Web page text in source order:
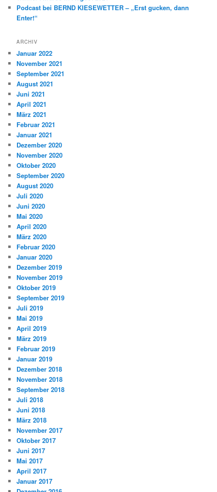
Podcast bei BERND KIESEWETTER – „Erst gucken, dann
Enter!“
ARCHIV
Januar 2022
November 2021
September 2021
August 2021
Juni 2021
April 2021
März 2021
Februar 2021
Januar 2021
Dezember 2020
November 2020
Oktober 2020
September 2020
August 2020
Juli 2020
Juni 2020
Mai 2020
April 2020
März 2020
Februar 2020
Januar 2020
Dezember 2019
November 2019
Oktober 2019
September 2019
Juli 2019
Mai 2019
April 2019
März 2019
Februar 2019
Januar 2019
Dezember 2018
November 2018
September 2018
Juli 2018
Juni 2018
März 2018
November 2017
Oktober 2017
Juni 2017
Mai 2017
April 2017
Januar 2017